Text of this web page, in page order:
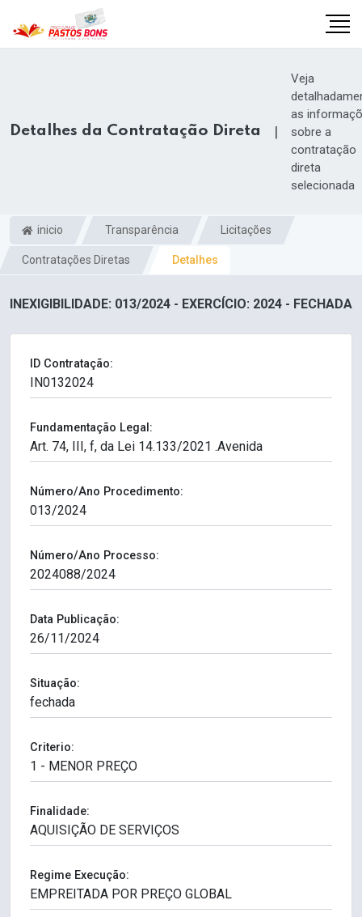
Detalhes da Contratação Direta |
Veja
as
sobre a
contratação
direta
selecionada
inicio Transparência Licitações
Contratações Diretas Detalhes
INEXIGIBILIDADE: 013/2024 - EXERCÍCIO: 2024 - FECHADA
ID Contratação:
Fundamentação Legal:
Número/Ano Procedimento:
Número/Ano Processo:
Data Publicação:
Situação:
Criterio:
Finalidade:
Regime Execução: